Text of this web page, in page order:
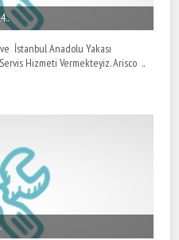
İstanbul Anadolu Yakası
Hizmeti Vermekteyiz. Arisco ..